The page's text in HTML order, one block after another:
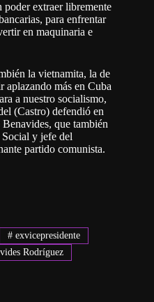
poder extraer libremente
para enfrentar
en maquinaria e
la vietnamita, la de
aplazando más en Cuba
a nuestro socialismo,
(Castro) defendió en
que también
y jefe del
partido comunista.
# exvicepresidente
Rodríguez